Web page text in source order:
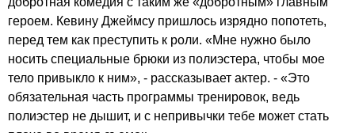
героем. Кевину Джеймсу пришлось изрядно попотеть,
перед тем как преступить к роли. «Мне нужно было
носить специальные брюки из полиэстера, чтобы мое
тело привыкло к ним», - рассказывает актер. - «Это
обязательная часть программы тренировок, ведь
полиэстер не дышит, и с непривычки тебе может стать